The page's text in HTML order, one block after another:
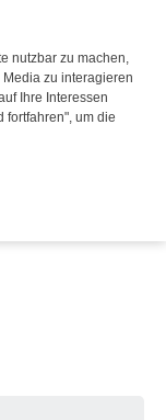
nutzbar zu machen,
Media zu interagieren
Ihre Interessen
fortfahren", um die